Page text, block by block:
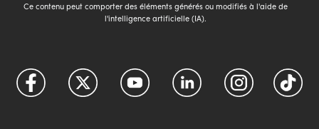
Ce contenu peut comporter des éléments générés ou modifiés à l'aide de
l'intelligence artificielle (IA).